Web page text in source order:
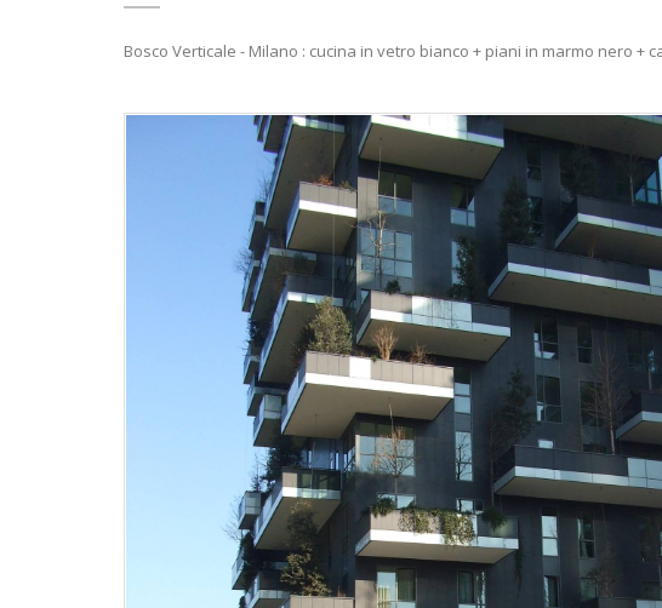
Bosco Verticale - Milano : cucina in vetro bianco + piani in marmo nero +